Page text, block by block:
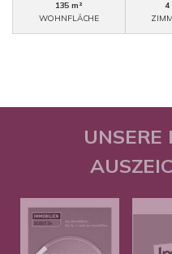
135 m²
WOHNFLÄCHE
4
UNSERE